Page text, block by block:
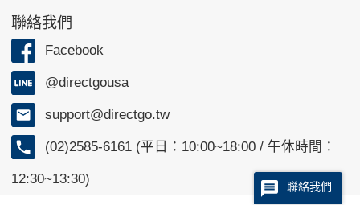
聯絡我們
聯絡我們
Facebook
@directgousa
support@directgo.tw
(02)2585-6161 (平日：10:00~18:00 / 午休時間：
12:30~13:30)